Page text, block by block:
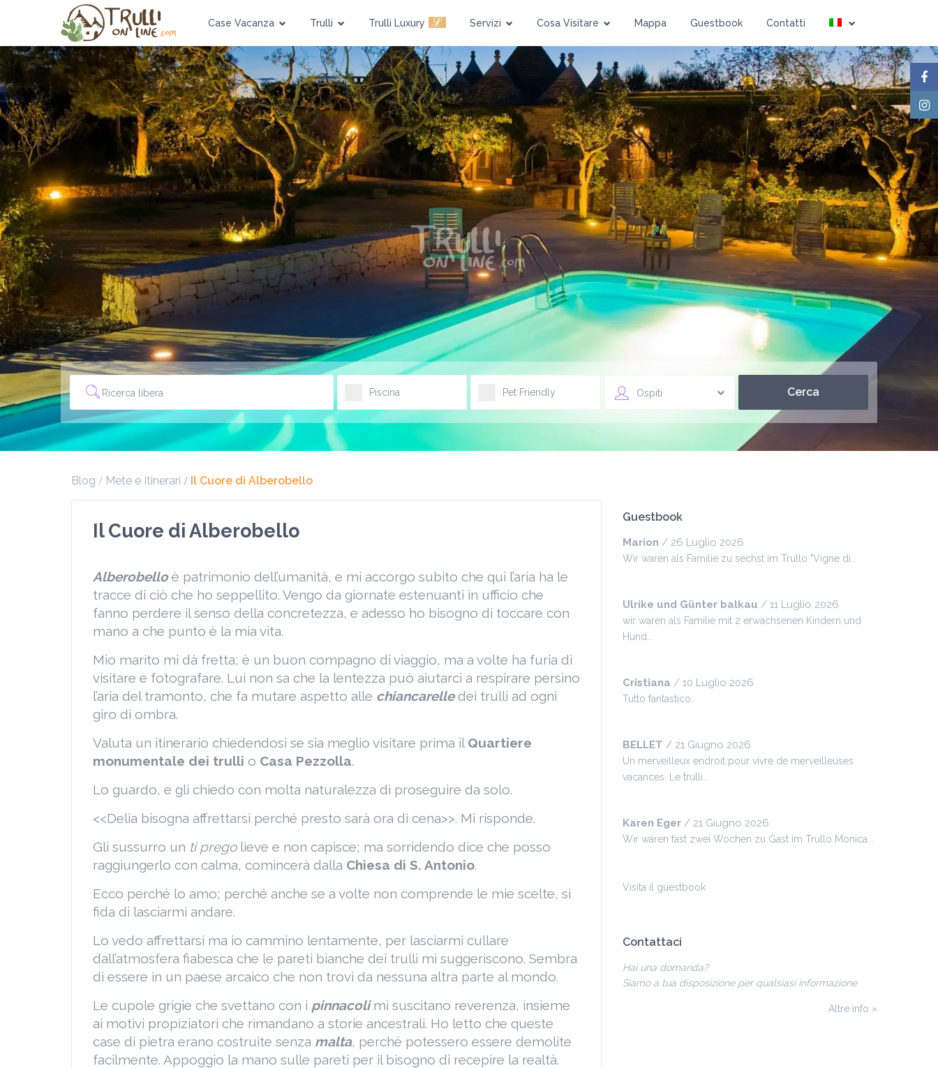
Case Vacanza Trulli Trulli Luxury ℒ Servizi Cosa Visitare Mappa Guestbook Contatti
Piscina Pet Friendly Ospiti
Blog Mete e Itinerari Il Cuore di Alberobello
Il Cuore di Alberobello
Alberobelloè patrimonio dell’umanità, e mi accorgo subito che qui l’aria ha le
tracce di ciò che ho seppellito. Vengo da giornate estenuanti in ufficio che
fanno perdere il senso della concretezza, e adesso ho bisogno di toccare con
mano a che punto è la mia vita.
Mio marito mi dà fretta; è un buon compagno di viaggio, ma a volte ha furia di
visitare e fotografare. Lui non sa che la lentezza può aiutarci a respirare persino
l’aria del tramonto, che fa mutare aspetto alle chiancarelledei trulli ad ogni
giro di ombra.
Valuta un itinerario chiedendosi se sia meglio visitare prima il Quartiere
monumentale dei trulli o Casa Pezzolla.
Lo guardo, e gli chiedo con molta naturalezza di proseguire da solo.
<<Delia bisogna affrettarsi perché presto sarà ora di cena>>. Mi risponde.
Gli sussurro un ti pregolieve e non capisce; ma sorridendo dice che posso
raggiungerlo con calma, comincerà dalla Chiesa di S. Antonio.
Ecco perché lo amo; perché anche se a volte non comprende le mie scelte, si
fida di lasciarmi andare.
Lo vedo affrettarsi ma io cammino lentamente, per lasciarmi cullare
dall’atmosfera fiabesca che le pareti bianche dei trulli mi suggeriscono. Sembra
di essere in un paese arcaico che non trovi da nessuna altra parte al mondo.
Le cupole grigie che svettano con i pinnacolimi suscitano reverenza, insieme
ai motivi propiziatori che rimandano a storie ancestrali. Ho letto che queste
case di pietra erano costruite senza malta, perché potessero essere demolite
facilmente. Appoggio la mano sulle pareti per il bisogno di recepire la realtà.
Guestbook
Marion / 26 Luglio 2026
Wir waren als Familie zu sechst im Trullo "Vigne di...
Ulrike und Günter balkau / 11 Luglio 2026
wir waren als Familie mit 2 erwachsenen Kindern und
Hund...
Cristiana / 10 Luglio 2026
Tutto fantastico.
BELLET / 21 Giugno 2026
Un merveilleux endroit pour vivre de merveilleuses
vacances. Le trulli...
Karen Eger / 21 Giugno 2026
Wir waren fast zwei Wochen zu Gast im Trullo Monica...
Visita il guestbook
Contattaci
Hai una domanda?
Siamo a tua disposizione per qualsiasi informazione
Altre info »